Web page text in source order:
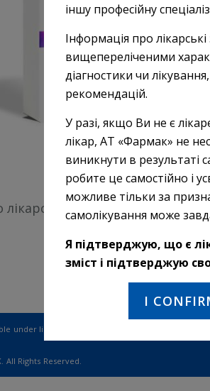
засоби, призначена
іншу професійну
Інформація про
вищепереліченими
діагностики чи
рекомендацій.
У разі, якщо Ви не є
лікар, АТ «Фармак» не
виникнути в результаті
робите це самостійно і
можливе тільки за
самолікування може
Я підтверджую, що є
зміст і підтверджую
I
under license
All Rights Reserved.